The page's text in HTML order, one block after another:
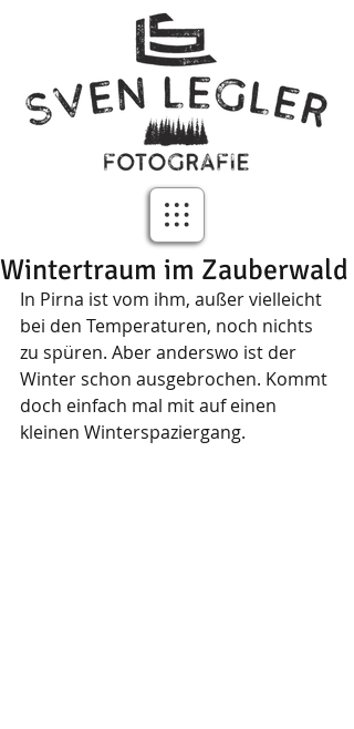
Wintertraum im Zauberwald
In Pirna ist vom ihm, außer vielleicht
bei den Temperaturen, noch nichts
zu spüren. Aber anderswo ist der
Winter schon ausgebrochen. Kommt
doch einfach mal mit auf einen
kleinen Winterspaziergang.